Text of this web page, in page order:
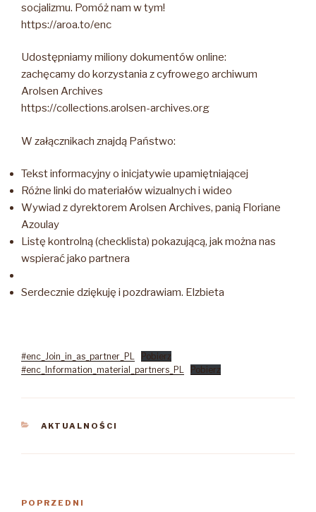
socjalizmu. Pomóż nam w tym!
https://aroa.to/enc
Udostępniamy miliony dokumentów online:
zachęcamy do korzystania z cyfrowego archiwum
Arolsen Archives
https://collections.arolsen-archives.org
W załącznikach znajdą Państwo:
Tekst informacyjny o inicjatywie upamiętniającej
Różne linki do materiałów wizualnych i wideo
Wywiad z dyrektorem Arolsen Archives, panią Floriane
Azoulay
Listę kontrolną (checklista) pokazującą, jak można nas
wspierać jako partnera
Serdecznie dziękuję i pozdrawiam. Elzbieta
#enc_Join_in_as_partner_PL
Pobierz
#enc_Information_material_partners_PL
Pobierz
KATEGORIE
AKTUALNOŚCI
Poprzedni
POPRZEDNI